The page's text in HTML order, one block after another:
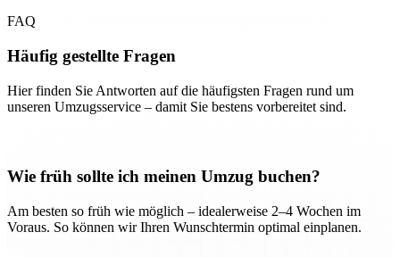
FAQ
Häufig gestellte Fragen
Hier finden Sie Antworten auf die häufigsten Fragen rund um
unseren Umzugsservice – damit Sie bestens vorbereitet sind.
Wie früh sollte ich meinen Umzug buchen?
Am besten so früh wie möglich – idealerweise 2–4 Wochen im
Voraus. So können wir Ihren Wunschtermin optimal einplanen.